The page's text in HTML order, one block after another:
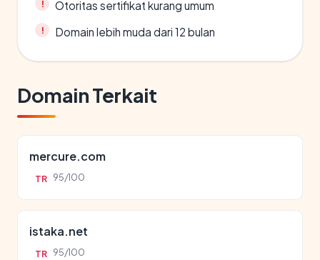
Otoritas sertifikat kurang umum
Domain lebih muda dari 12 bulan
Domain Terkait
mercure.com
TR 95/100
istaka.net
TR 95/100